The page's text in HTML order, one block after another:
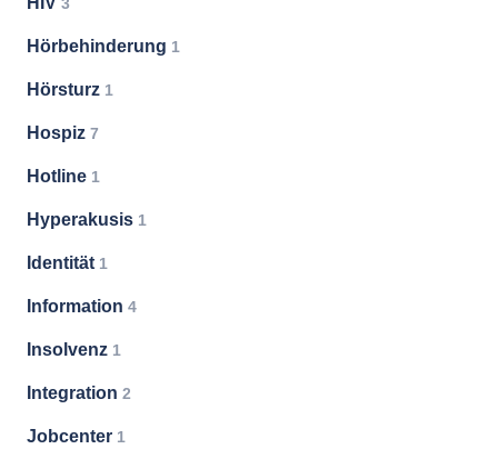
3
Hörbehinderung 1
Hörsturz 1
Hospiz 7
Hotline 1
Hyperakusis 1
Identität 1
Information 4
Insolvenz 1
Integration 2
Jobcenter 1